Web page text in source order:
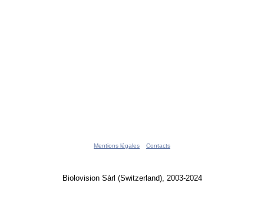
Mentions légales Contacts
Biolovision Sàrl (Switzerland), 2003-2024